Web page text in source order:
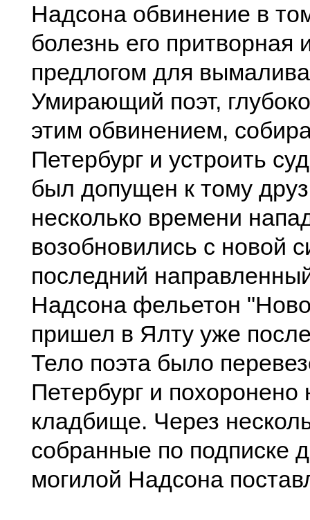
Надсона обвинение в
болезнь его притворная
предлогом для
Умирающий поэт,
этим обвинением,
Петербург и устроить
был допущен к тому
несколько времени
возобновились с новой
последний
Надсона фельетон
пришел в Ялту уже
Тело поэта было
Петербург и
кладбище. Через
собранные по подписке
могилой Надсона